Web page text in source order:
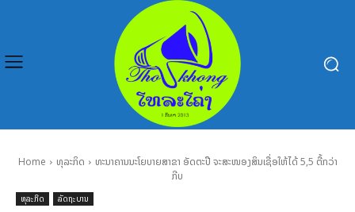
Home ທຸລະກິດ
ທະນາຄານນະໂຍບາຍສາຂາ ອັດຕະປື ຈະສະໜອງສິນເຊື່ອໃຫ້ໄດ້ 5,5 ຕື້ກວ່າ
ກີບ
ທຸລະກິດ ລັດຖະບານ